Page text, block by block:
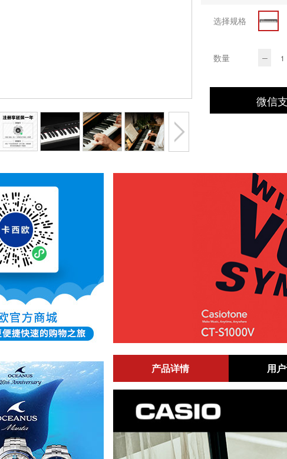
选择规格
数量
微信
产品详情 用